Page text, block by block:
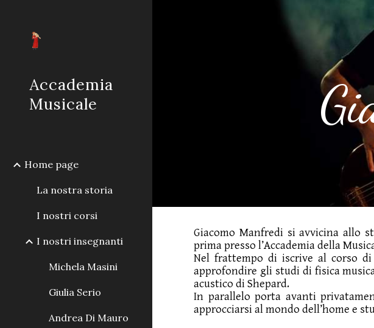
Accademia
Musicale
Home page
La nostra storia
I nostri corsi
I nostri insegnanti
Michela Masini
Giulia Serio
Andrea Di Mauro
Giacomo Manfredi si avvicina allo
prima presso l’Accademia della
Nel frattempo di iscrive al corso di
approfondire gli studi di fisica
acustico di Shepard.
In parallelo porta avanti
approcciarsi al mondo dell’home e